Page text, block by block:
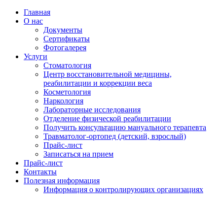
Главная
О нас
Документы
Сертификаты
Фотогалерея
Услуги
Стоматология
Центр восстановительной медицины,
реабилитации и коррекции веса
Косметология
Наркология
Лабораторные исследования
Отделение физической реабилитации
Получить консультацию мануального терапевта
Травматолог-ортопед (детский, взрослый)
Прайс-лист
Записаться на прием
Прайс-лист
Контакты
Полезная информация
Информация о контролирующих организациях